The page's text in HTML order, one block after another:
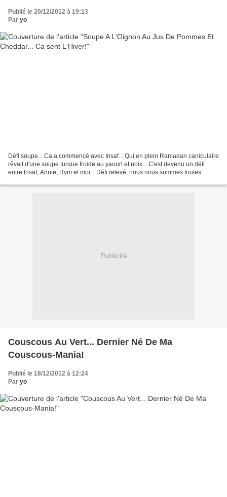
Publié le 20/12/2012 à 19:13
Par yo
Défi soupe... Ca a commencé avec Insaf... Qui en plein Ramadan caniculaire
rêvait d'une soupe turque froide au yaourt et noix... C'est devenu un défi
entre Insaf, Annie, Rym et moi... Défi relevé, nous nous sommes toutes
Publicité
Couscous Au Vert... Dernier Né De Ma
Couscous-Mania!
Publié le 18/12/2012 à 12:24
Par yo